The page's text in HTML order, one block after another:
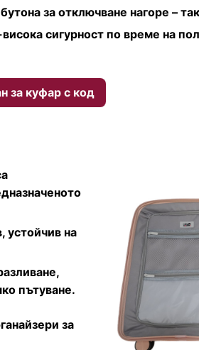
за отключване нагоре –
сигурност по време на
за куфар с код
устойчив на
пътуване.
за